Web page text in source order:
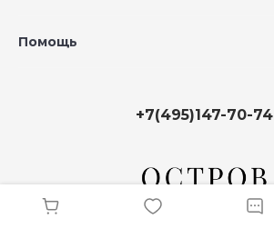
Помощь
+7(495)147-70-74